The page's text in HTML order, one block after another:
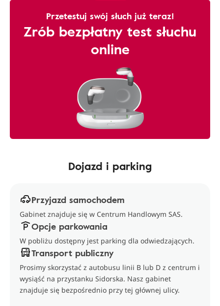
Przetestuj swój słuch już teraz!
Zrób bezpłatny test słuchu
online
Dojazd i parking
Przyjazd samochodem
Gabinet znajduje się w Centrum Handlowym SAS.
Opcje parkowania
W pobliżu dostępny jest parking dla odwiedzających.
Transport publiczny
Prosimy skorzystać z autobusu linii B lub D z centrum i
wysiąść na przystanku Sidorska. Nasz gabinet
znajduje się bezpośrednio przy tej głównej ulicy.